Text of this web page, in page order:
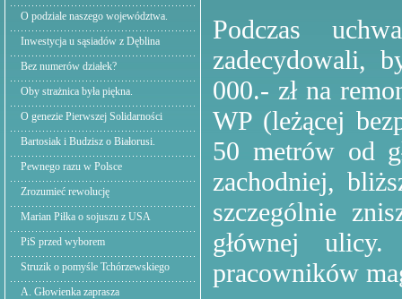
O podziale naszego województwa.
Inwestycja u sąsiadów z Dęblina
Bez numerów działek?
Oby strażnica była piękna.
O genezie Pierwszej Solidarności
Bartosiak i Budzisz o Białorusi.
Pewnego razu w Polsce
Zrozumieć rewolucję
Marian Piłka o sojuszu z USA
PiS przed wyborem
Struzik o pomyśle Tchórzewskiego
A. Głowienka zaprasza
Podczas
zadecydowali,
000.- zł na
WP (leżącej
50 metrów od
zachodniej,
szczególnie
głównej
pracowników